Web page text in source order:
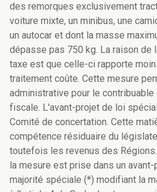
des remorques exclusivement
voiture mixte, un minibus, une
un autocar et dont la masse
dépasse pas 750 kg. La raison de
taxe est que celle-ci rapporte
traitement coûte. Cette mesure
administrative pour le
fiscale. L'avant-projet de loi
Comité de concertation. Cette
compétence résiduaire du
toutefois les revenus des
la mesure est prise dans un
majorité spéciale (*) modifiant la